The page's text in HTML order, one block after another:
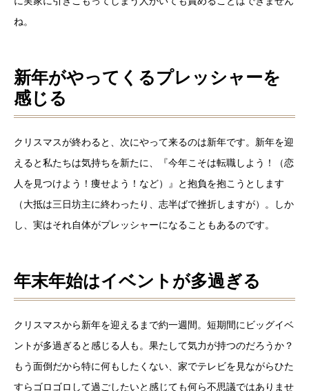
ね。
新年がやってくるプレッシャーを
感じる
クリスマスが終わると、次にやって来るのは新年です。新年を迎
えると私たちは気持ちを新たに、『今年こそは転職しよう！（恋
人を見つけよう！痩せよう！など）』と抱負を抱こうとします
（大抵は三日坊主に終わったり、志半ばで挫折しますが）。しか
し、実はそれ自体がプレッシャーになることもあるのです。
年末年始はイベントが多過ぎる
クリスマスから新年を迎えるまで約一週間。短期間にビッグイベ
ントが多過ぎると感じる人も。果たして気力が持つのだろうか？
もう面倒だから特に何もしたくない、家でテレビを見ながらひた
すらゴロゴロして過ごしたいと感じても何ら不思議ではありませ